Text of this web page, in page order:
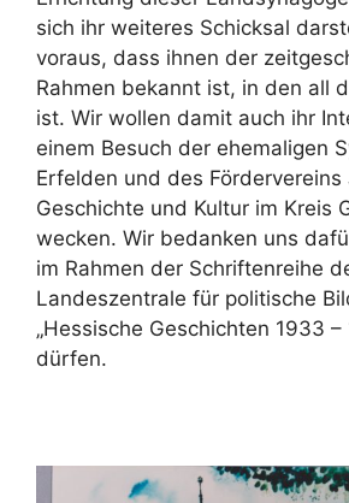
sich ihr weiteres Schicksal
voraus, dass ihnen der
Rahmen bekannt ist, in den all
ist. Wir wollen damit auch ihr
einem Besuch der ehemaligen
Erfelden und des Fördervereins
Geschichte und Kultur im Kreis
wecken. Wir bedanken uns
im Rahmen der Schriftenreihe
Landeszentrale für politische
„Hessische Geschichten 1933 –
dürfen.